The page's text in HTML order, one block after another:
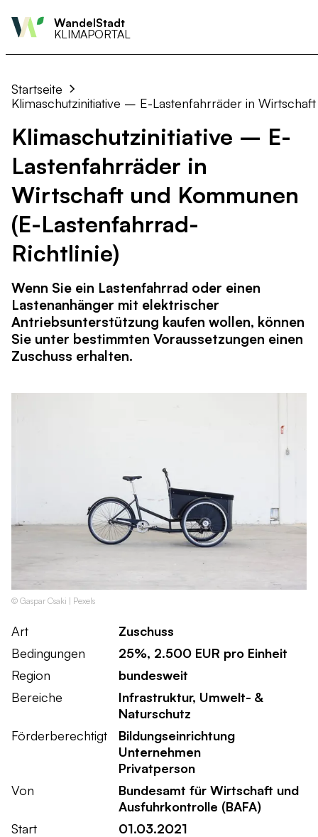
WandelStadt
KLIMAPORTAL
Monitoring
Nützliche Links
Wärme
Strom
Monitoring
Nützliche Links
Hitze &
Bürger und Bürgerinnen
Unternehmen und
Vereine und
Startseite
Klimaschutzinitiative – E-Lastenfahrräder in
Klimaschutzinitiative – E-
Lastenfahrräder in
Wirtschaft und Kommunen
(E-Lastenfahrrad-
Richtlinie)
Wenn Sie ein Lastenfahrrad oder einen
Lastenanhänger mit elektrischer
Antriebsunterstützung kaufen wollen, können
Sie unter bestimmten Voraussetzungen einen
Zuschuss erhalten.
© Gaspar Csaki | Pexels
Art
Zuschuss
Bedingungen
25%, 2.500 EUR pro Einheit
Region
bundesweit
Bereiche
Infrastruktur, Umwelt- &
Naturschutz
Förderberechtigt
Bildungseinrichtung
Unternehmen
Privatperson
Von
Bundesamt für Wirtschaft und
Ausfuhrkontrolle (BAFA)
Start
01.03.2021